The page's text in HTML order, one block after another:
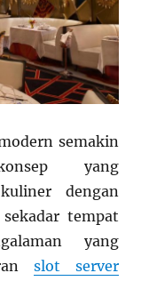
semakin
yang
dengan
tempat
yang
slot server